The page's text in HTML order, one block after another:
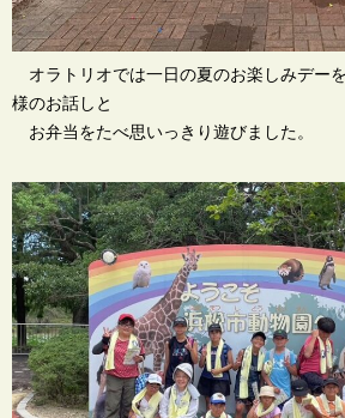
オラトリオでは一日の夏のお楽しみデー
様のお話しと
お弁当をたべ思いっきり遊びました。